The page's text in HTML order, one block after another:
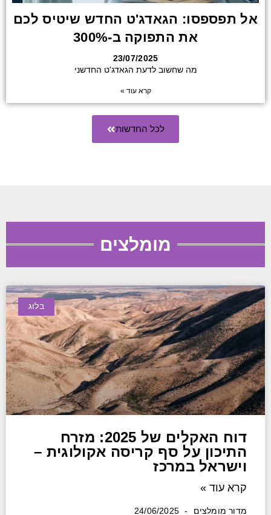
אל תפספסו: הגאדג'ט החדש שיטיס לכם
את התפוקה ב-300%
23/07/2025
מה שחשוב לדעת הגאדג'ט החדשני
קרא עוד »
לכל החדשות
מומלצים
בלוג
דוח האקלים של 2025: מזרח
התיכון על סף קריסה אקולוגית –
וישראל במרכז
קרא עוד »
מדור מומלצים 24/06/2025